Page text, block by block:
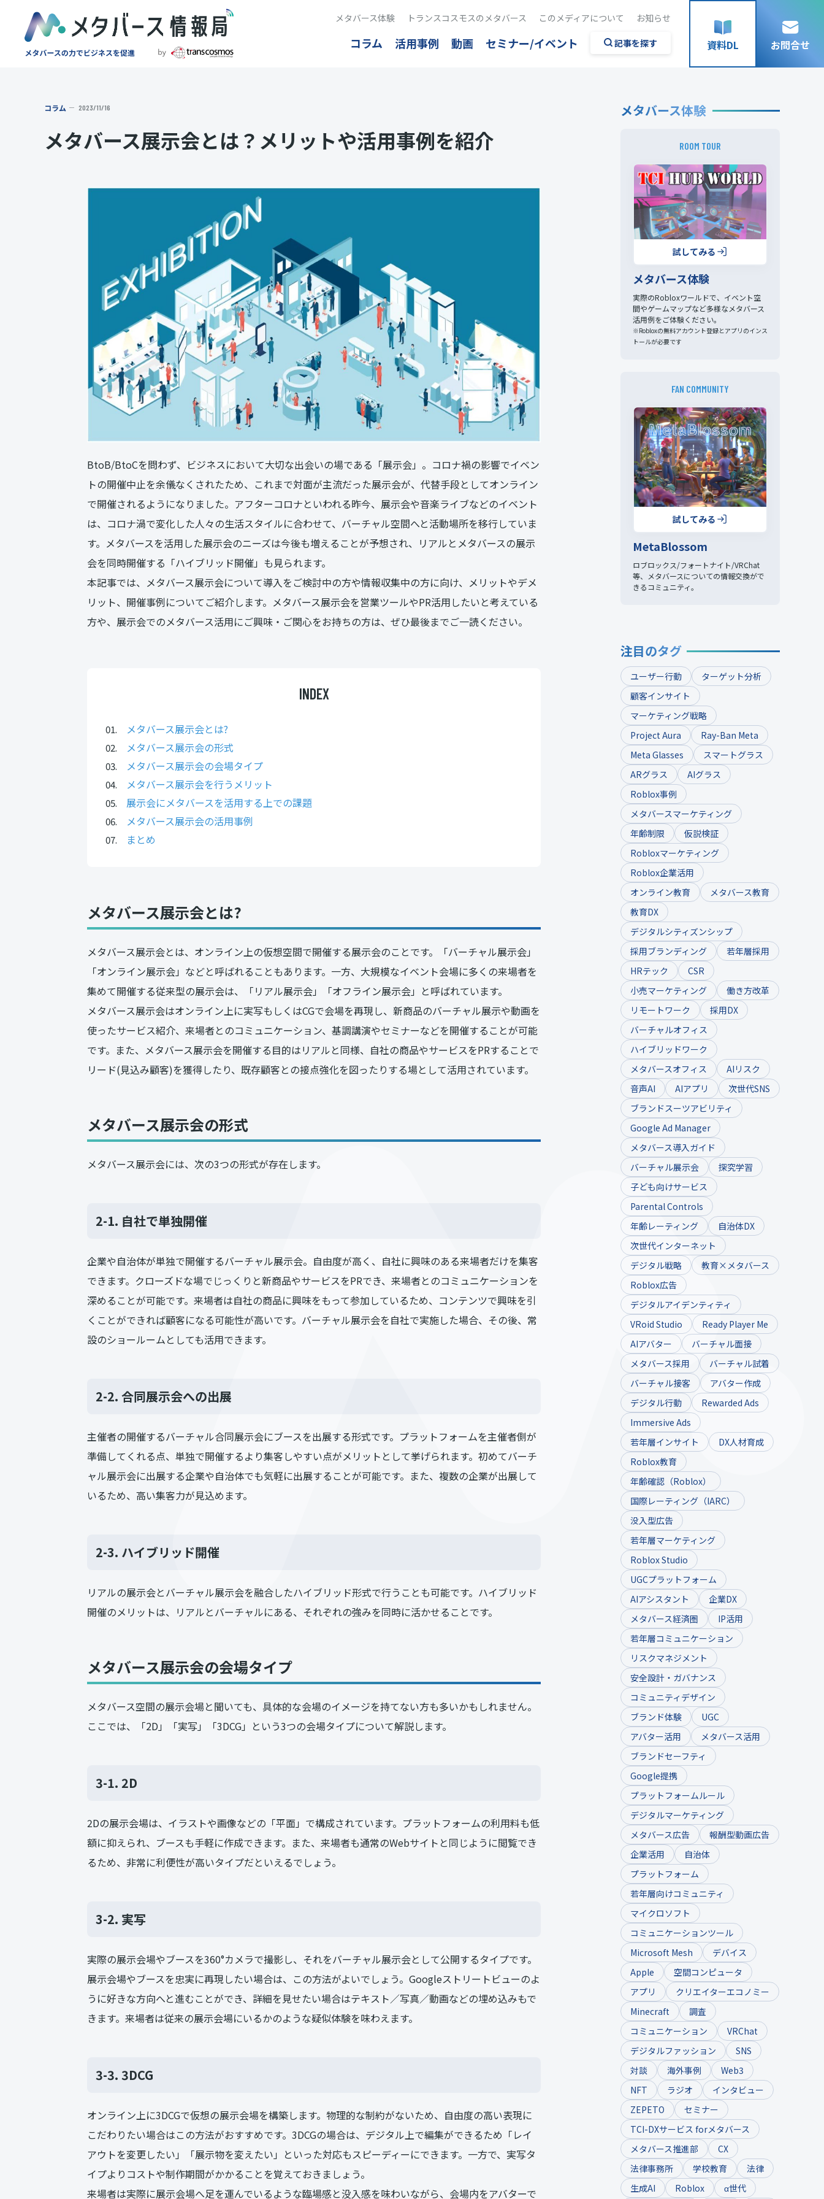
メタバース体験 トランスコスモスのメタバース このメディアについて お知らせ
コラム 活用事例 動画 セミナー/イベント 記事を探す 資料DL お問合せ
コラム 2023/11/16
メタバース展示会とは？メリットや活用事例を紹介
BtoB/BtoCを問わず、ビジネスにおいて大切な出会いの場である「展示会」。コロナ禍の影響でイベン
トの開催中止を余儀なくされたため、これまで対面が主流だった展示会が、代替手段としてオンライン
で開催されるようになりました。アフターコロナといわれる昨今、展示会や音楽ライブなどのイベント
は、コロナ渦で変化した人々の生活スタイルに合わせて、バーチャル空間へと活動場所を移行していま
す。メタバースを活用した展示会のニーズは今後も増えることが予想され、リアルとメタバースの展示
会を同時開催する「ハイブリッド開催」も見られます。
本記事では、メタバース展示会について導入をご検討中の方や情報収集中の方に向け、メリットやデメ
リット、開催事例についてご紹介します。メタバース展示会を営業ツールやPR活用したいと考えている
方や、展示会でのメタバース活用にご興味・ご関心をお持ちの方は、ぜひ最後までご一読ください。
INDEX
メタバース展示会とは?
メタバース展示会の形式
メタバース展示会の会場タイプ
メタバース展示会を行うメリット
展示会にメタバースを活用する上での課題
メタバース展示会の活用事例
まとめ
メタバース展示会とは?
メタバース展示会とは、オンライン上の仮想空間で開催する展示会のことです。「バーチャル展示会」
「オンライン展示会」などと呼ばれることもあります。一方、大規模なイベント会場に多くの来場者を
集めて開催する従来型の展示会は、「リアル展示会」「オフライン展示会」と呼ばれています。
メタバース展示会はオンライン上に実写もしくはCGで会場を再現し、新商品のバーチャル展示や動画を
使ったサービス紹介、来場者とのコミュニケーション、基調講演やセミナーなどを開催することが可能
です。また、メタバース展示会を開催する目的はリアルと同様、自社の商品やサービスをPRすることで
リード(見込み顧客)を獲得したり、既存顧客との接点強化を図ったりする場として活用されています。
メタバース展示会の形式
メタバース展示会には、次の3つの形式が存在します。
2-1. 自社で単独開催
企業や自治体が単独で開催するバーチャル展示会。自由度が高く、自社に興味のある来場者だけを集客
できます。クローズドな場でじっくりと新商品やサービスをPRでき、来場者とのコミュニケーションを
深めることが可能です。来場者は自社の商品に興味をもって参加しているため、コンテンツで興味を引
くことができれば顧客になる可能性が高いです。バーチャル展示会を自社で実施した場合、その後、常
設のショールームとしても活用できます。
2-2. 合同展示会への出展
主催者の開催するバーチャル合同展示会にブースを出展する形式です。プラットフォームを主催者側が
準備してくれる点、単独で開催するより集客しやすい点がメリットとして挙げられます。初めてバーチ
ャル展示会に出展する企業や自治体でも気軽に出展することが可能です。また、複数の企業が出展して
いるため、高い集客力が見込めます。
2-3. ハイブリッド開催
リアルの展示会とバーチャル展示会を融合したハイブリッド形式で行うことも可能です。ハイブリッド
開催のメリットは、リアルとバーチャルにある、それぞれの強みを同時に活かせることです。
メタバース展示会の会場タイプ
メタバース空間の展示会場と聞いても、具体的な会場のイメージを持てない方も多いかもしれません。
ここでは、「2D」「実写」「3DCG」という3つの会場タイプについて解説します。
3-1. 2D
2Dの展示会場は、イラストや画像などの「平面」で構成されています。プラットフォームの利用料も低
額に抑えられ、ブースも手軽に作成できます。また、来場者も通常のWebサイトと同じように閲覧でき
るため、非常に利便性が高いタイプだといえるでしょう。
3-2. 実写
実際の展示会場やブースを360°カメラで撮影し、それをバーチャル展示会として公開するタイプです。
展示会場やブースを忠実に再現したい場合は、この方法がよいでしょう。Googleストリートビューのよ
うに好きな方向へと進むことができ、詳細を見せたい場合はテキスト／写真／動画などの埋め込みもで
きます。来場者は従来の展示会場にいるかのような疑似体験を味わえます。
3-3. 3DCG
オンライン上に3DCGで仮想の展示会場を構築します。物理的な制約がないため、自由度の高い表現に
こだわりたい場合はこの方法がおすすめです。3DCGの場合は、デジタル上で編集ができるため「レイ
アウトを変更したい」「展示物を変えたい」といった対応もスピーディーにできます。一方で、実写タ
イプよりコストや制作期間がかかることを覚えておきましょう。
来場者は実際に展示会場へ足を運んでいるような臨場感と没入感を味わいながら、会場内をアバターで
メタバース体験
ROOM TOUR
試してみる
メタバース体験
実際のRobloxワールドで、イベント空
間やゲームマップなど多様なメタバース
活用例をご体験ください。
※Robloxの無料アカウント登録とアプリのインス
トールが必要です
FAN COMMUNITY
試してみる
MetaBlossom
ロブロックス/フォートナイト/VRChat
等、
メタバースについての情報交換がで
きるコミュニティ。
注目のタグ
ユーザー行動
ターゲット分析
顧客インサイト
マーケティング戦略
Project Aura
Ray-Ban Meta
Meta Glasses
スマートグラス
ARグラス
AIグラス
Roblox事例
メタバースマーケティング
年齢制限
仮説検証
Robloxマーケティング
Roblox企業活用
オンライン教育
メタバース教育
教育DX
デジタルシティズンシップ
採用ブランディング
若年層採用
HRテック
CSR
小売マーケティング
働き方改革
リモートワーク
採用DX
バーチャルオフィス
ハイブリッドワーク
メタバースオフィス
AIリスク
音声AI
AIアプリ
次世代SNS
ブランドスーツアビリティ
Google Ad Manager
メタバース導入ガイド
バーチャル展示会
探究学習
子ども向けサービス
Parental Controls
年齢レーティング
自治体DX
次世代インターネット
デジタル戦略
教育×メタバース
Roblox広告
デジタルアイデンティティ
VRoid Studio
Ready Player Me
AIアバター
バーチャル面接
メタバース採用
バーチャル試着
バーチャル接客
アバター作成
デジタル行動
Rewarded Ads
Immersive Ads
若年層インサイト
DX人材育成
Roblox教育
年齢確認（Roblox）
国際レーティング（IARC）
没入型広告
若年層マーケティング
Roblox Studio
UGCプラットフォーム
AIアシスタント
企業DX
メタバース経済圏
IP活用
若年層コミュニケーション
リスクマネジメント
安全設計・ガバナンス
コミュニティデザイン
ブランド体験
UGC
アバター活用
メタバース活用
ブランドセーフティ
Google提携
プラットフォームルール
デジタルマーケティング
メタバース広告
報酬型動画広告
企業活用
自治体
プラットフォーム
若年層向けコミュニティ
マイクロソフト
コミュニケーションツール
Microsoft Mesh
デバイス
Apple
空間コンピュータ
アプリ
クリエイターエコノミー
Minecraft
調査
コミュニケーション
VRChat
デジタルファッション
SNS
対談
海外事例
Web3
NFT
ラジオ
インタビュー
ZEPETO
セミナー
TCI-DXサービス forメタバース
メタバース推進部
CX
法律事務所
学校教育
法律
生成AI
Roblox α世代